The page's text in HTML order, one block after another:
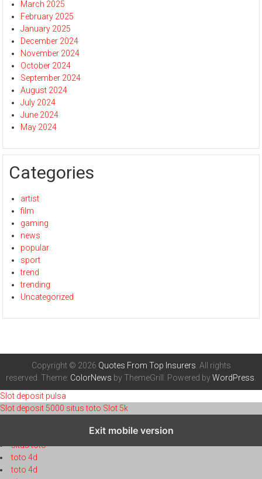
March 2025
February 2025
January 2025
December 2024
November 2024
October 2024
September 2024
August 2024
July 2024
June 2024
May 2024
Categories
artist
film
gaming
news
popular
sport
trend
trending
Uncategorized
Copyright © 2026 Quotes From Top Insurers . All rights
reserved. Theme: ColorNews by ThemeGrill. Powered byWordPress
Slot deposit pulsa
Slot deposit 5000 situs toto Slot 5k
Exit mobile version
situs toto
toto 4d
toto 4d